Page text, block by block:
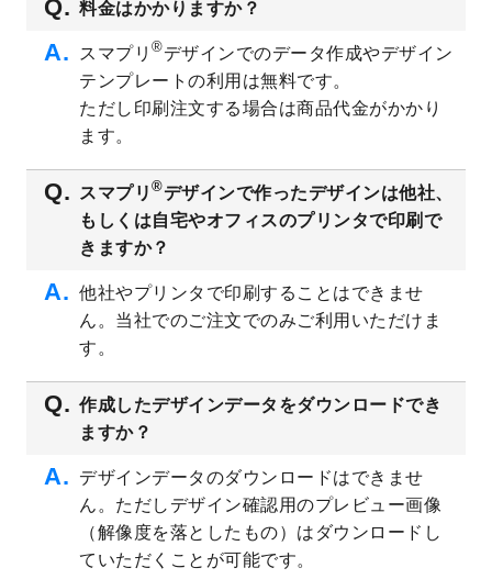
ました。
2023/8/7
【新商品】チケット
が作成できるようにな
りました！
美容・エステのチラシデザインテンプレー
トを追加しました。
いたしました。
2023/6/12
うちわのデザインテンプレート
を公開いた
しました。
を公開いたしました。
2023/5/9
書類カバー（見積書表紙）のデザインテン
追加しました。
2023/4/20
2023/4/18
セミナー・講演会のチラシデザインテンプ
レートを追加しました。
2023/4/18
スポーツジム・フィットネスクラブのチラ
シデザインテンプレート
料金はかかりますか？
スマプリ ®デザインでのデータ作成やデザイン
テンプレートの利用は無料です。
ただし印刷注文する場合は商品代金がかかり
ます。
スマプリ ®デザインで作ったデザインは他社、
もしくは自宅やオフィスのプリンタで印刷で
きますか？
他社やプリンタで印刷することはできませ
ん。当社でのご注文でのみご利用いただけま
す。
作成したデザインデータをダウンロードでき
ますか？
デザインデータのダウンロードはできませ
ん。ただしデザイン確認用のプレビュー画像
（解像度を落としたもの）はダウンロードし
ていただくことが可能です。